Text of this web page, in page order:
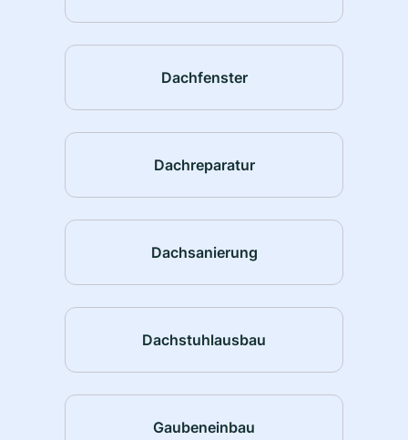
Dachfenster
Dachreparatur
Dachsanierung
Dachstuhlausbau
Gaubeneinbau